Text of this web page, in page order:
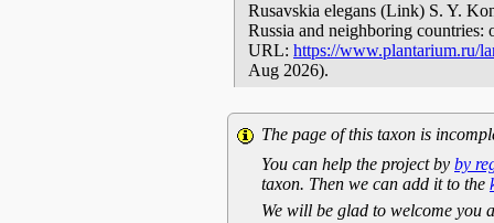
Rusavskia elegans (Link) S. Y.
Russia and neighboring
URL: https://www.plantarium.ru/
Aug 2026).
The page of this taxon is
You can help the project by by
taxon. Then we can add it to the
We will be glad to welcome